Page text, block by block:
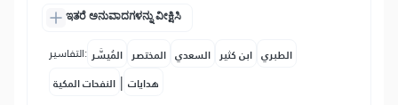
ಇತರೆ ಅನುವಾದಗಳನ್ನು ವೀಕ್ಷಿಸಿ
التفاسير: المُيسَّر المختصر السعدي ابن كثير الطبري
النفحات المكية | هدايات